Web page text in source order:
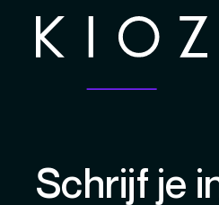
Schrijf je